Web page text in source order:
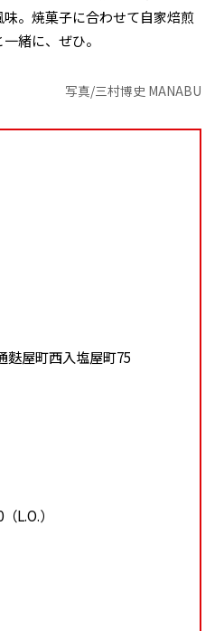
。焼菓子に合わせて自家焙煎
緒に、ぜひ。
写真/三村博史 MANABU
麩屋町西入塩屋町75
L.O.）